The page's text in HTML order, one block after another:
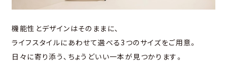
機能性とデザインはそのままに、
ライフスタイルにあわせて選べる3つのサイズをご用意。
日々に寄り添う、ちょうどいい一本が見つかります。